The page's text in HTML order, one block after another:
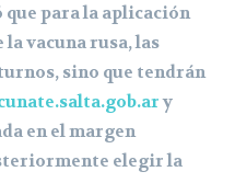
para la aplicación
vacuna rusa, las
sino que tendrán
y
en el margen
elegir la